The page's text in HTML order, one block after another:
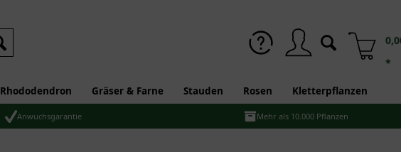
*
Rhododendron Gräser & Farne Stauden Rosen Kletterpflanzen
Anwuchsgarantie Mehr als 10.000 Pflanzen